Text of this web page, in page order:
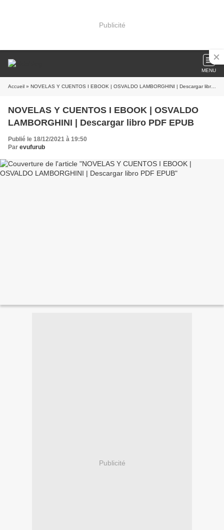
Publicité
MENU
Accueil » NOVELAS Y CUENTOS I EBOOK | OSVALDO LAMBORGHINI | Descargar libro PDF EPUB
NOVELAS Y CUENTOS I EBOOK | OSVALDO
LAMBORGHINI | Descargar libro PDF EPUB
Publié le 18/12/2021 à 19:50
Par evufurub
Publicité